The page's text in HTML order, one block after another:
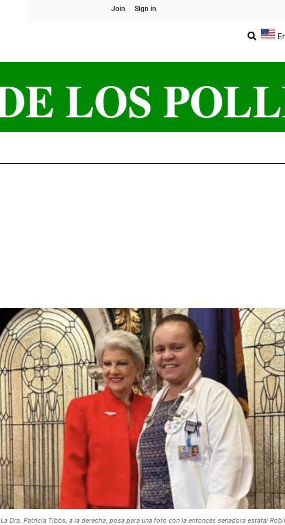
Join Sign in
La Dra. Patricia Tibbs, a la derecha, posa para una foto con la entonces senadora estatal